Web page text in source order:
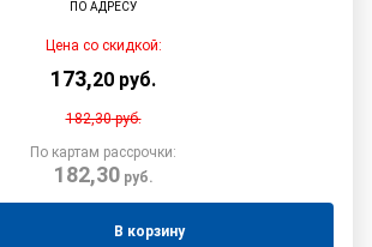
ПО АДРЕСУ
Цена со скидкой:
173,20 руб.
182,30руб.
По картам рассрочки:
182,30руб.
В корзину